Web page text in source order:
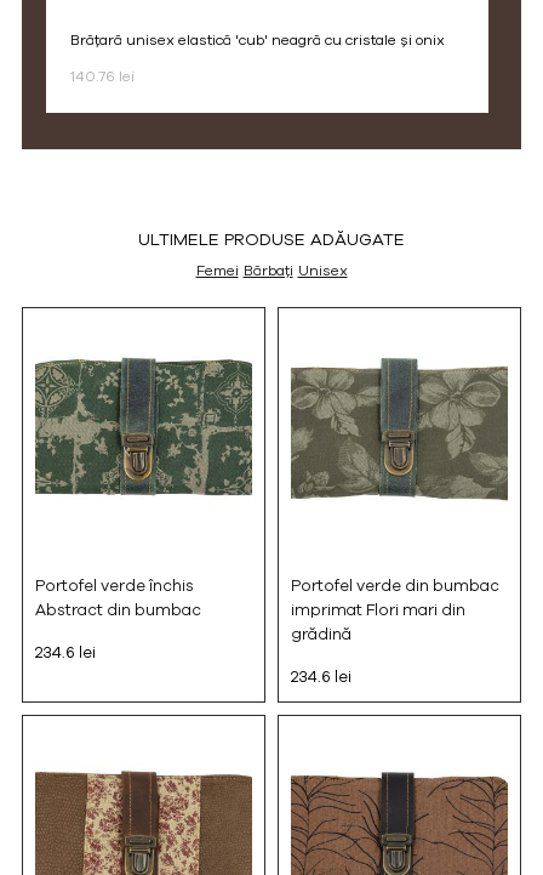
brățară unisex elastică 'cub' neagră cu cristale și onix
140.76 lei
ULTIMELE PRODUSE ADĂUGATE
Femei Bărbați Unisex
Portofel verde închis
Abstract din bumbac
234.6 lei
Portofel verde din bumbac
imprimat Flori mari din
grădină
234.6 lei